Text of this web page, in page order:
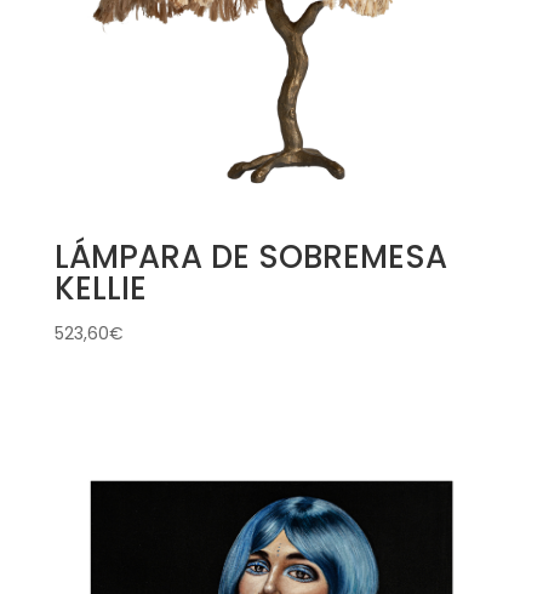
LÁMPARA DE SOBREMESA
KELLIE
523,60€